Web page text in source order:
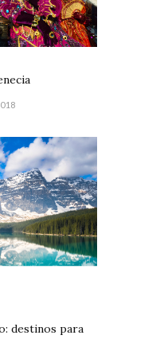
destinos para